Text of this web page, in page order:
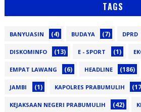
TAGS
BANYUASIN (4) BUDAYA (7) DPRD
DISKOMINFO (13) E - SPORT (1)
EMPAT LAWANG (6) HEADLINE (186)
JAMBI (1) KAPOLRES PRABUMULIH
KEJAKSAAN NEGERI PRABUMULIH (42)